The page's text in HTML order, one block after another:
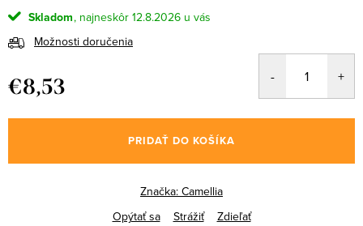
Skladom
12.8.2026
Možnosti doručenia
€8,53
cena:
PRIDAŤ DO KOŠÍKA
Značka: Camellia
Opýtať sa
Strážiť Zdieľať